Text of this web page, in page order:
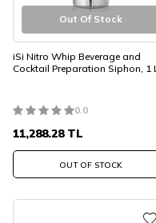
Out Of Stock
iSi Nitro Whip Beverage and
Cocktail Preparation Siphon, 1 L
0.0
11,288.28TL
OUT OF STOCK